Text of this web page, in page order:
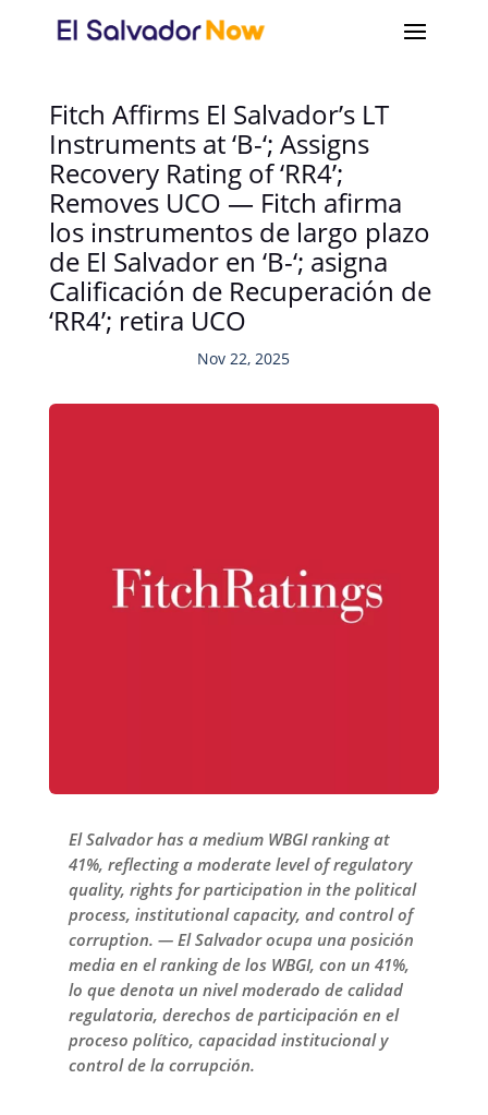
Fitch Affirms El Salvador’s LT
Instruments at ‘B-‘; Assigns
Recovery Rating of ‘RR4’;
Removes UCO — Fitch afirma
los instrumentos de largo plazo
de El Salvador en ‘B-‘; asigna
Calificación de Recuperación de
‘RR4’; retira UCO
Nov 22, 2025
El Salvador has a medium WBGI ranking at
41%, reflecting a moderate level of regulatory
quality, rights for participation in the political
process, institutional capacity, and control of
corruption. — El Salvador ocupa una posición
media en el ranking de los WBGI, con un 41%,
lo que denota un nivel moderado de calidad
regulatoria, derechos de participación en el
proceso político, capacidad institucional y
control de la corrupción.